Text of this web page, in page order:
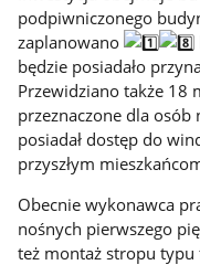
podpiwniczonego
zaplanowano
będzie posiadało
Przewidziano także 18
przeznaczone dla osób
posiadał dostęp do
przyszłym
Obecnie wykonawca
nośnych pierwszego
też montaż stropu